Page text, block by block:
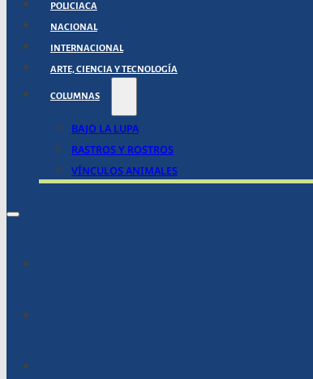
POLICIACA
NACIONAL
INTERNACIONAL
ARTE, CIENCIA Y TECNOLOGÍA
COLUMNAS
BAJO LA LUPA
RASTROS Y ROSTROS
VÍNCULOS ANIMALES